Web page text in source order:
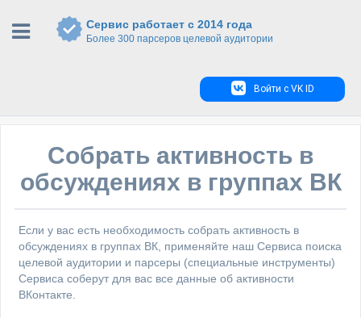
Сервис работает с 2014 года
Более 300 парсеров целевой аудитории
Войти с VK ID
Собрать активность в
обсуждениях в группах ВК
Если у вас есть необходимость собрать активность в
обсуждениях в группах ВК, применяйте наш Сервиса поиска
целевой аудитории и парсеры (специальные инструменты)
Сервиса соберут для вас все данные об активности
ВКонтакте.